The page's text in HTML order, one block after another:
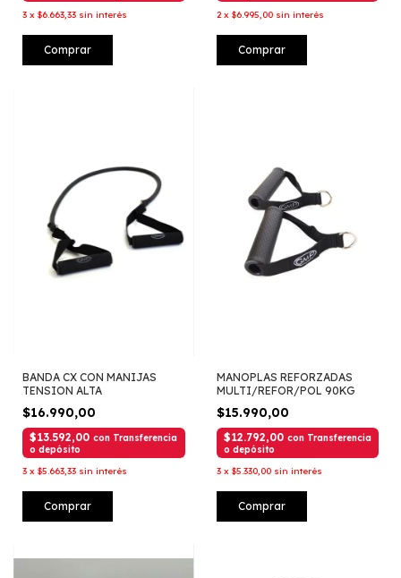
3 x $6.663,33 sin interés
Comprar
2 x $6.995,00 sin interés
Comprar
BANDA CX CON MANIJAS
TENSION ALTA
$16.990,00
$13.592,00 con Transferencia
o depósito
3 x $5.663,33 sin interés
Comprar
MANOPLAS REFORZADAS
MULTI/REFOR/POL 90KG
$15.990,00
$12.792,00 con Transferencia
o depósito
3 x $5.330,00 sin interés
Comprar